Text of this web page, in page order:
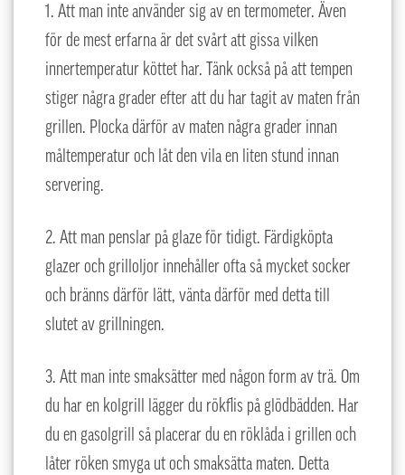
1. Att man inte använder sig av en termometer. Även
för de mest erfarna är det svårt att gissa vilken
innertemperatur köttet har. Tänk också på att tempen
stiger några grader efter att du har tagit av maten från
grillen. Plocka därför av maten några grader innan
måltemperatur och låt den vila en liten stund innan
servering.
2. Att man penslar på glaze för tidigt. Färdigköpta
glazer och grilloljor innehåller ofta så mycket socker
och bränns därför lätt, vänta därför med detta till
slutet av grillningen.
3. Att man inte smaksätter med någon form av trä. Om
du har en kolgrill lägger du rökflis på glödbädden. Har
du en gasolgrill så placerar du en röklåda i grillen och
låter röken smyga ut och smaksätta maten. Detta